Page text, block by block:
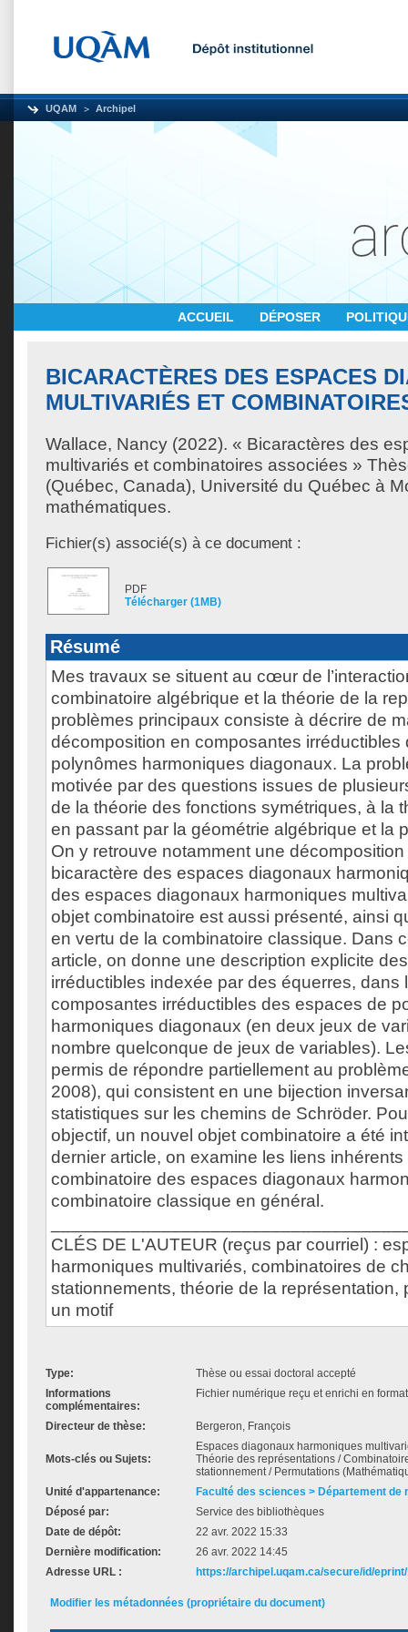
UQAM Archipel
ACCUEIL DÉPOSER
BICARACTÈRES DES ESPACES
MULTIVARIÉS ET
Wallace, Nancy (2022). « Bicaractères des
multivariés et combinatoires associées »
(Québec, Canada), Université du Québec à
mathématiques.
Fichier(s) associé(s) à ce document :
PDF
Télécharger (1MB)
Résumé
Mes travaux se situent au cœur de
combinatoire algébrique et la théorie de la
problèmes principaux consiste à décrire de
décomposition en composantes irréductibles
polynômes harmoniques diagonaux. La
motivée par des questions issues de
de la théorie des fonctions symétriques, à la
en passant par la géométrie algébrique et la
On y retrouve notamment une
bicaractère des espaces diagonaux
des espaces diagonaux harmoniques
objet combinatoire est aussi présenté, ainsi
en vertu de la combinatoire classique. Dans
article, on donne une description explicite
irréductibles indexée par des équerres, dans
composantes irréductibles des espaces de
harmoniques diagonaux (en deux jeux de
nombre quelconque de jeux de variables).
permis de répondre partiellement au
2008), qui consistent en une bijection
statistiques sur les chemins de Schröder.
objectif, un nouvel objet combinatoire a été
dernier article, on examine les liens
combinatoire des espaces diagonaux
combinatoire classique en général.
CLÉS DE L'AUTEUR (reçus par courriel) :
harmoniques multivariés, combinatoires de
stationnements, théorie de la représentation,
un motif
Type:
Thèse ou essai doctoral accepté
Informations
complémentaires:
Fichier numérique reçu et enrichi en
Directeur de thèse: Bergeron, François
Mots-clés ou Sujets:
Espaces diagonaux harmoniques
Théorie des représentations /
stationnement / Permutations
Unité d'appartenance:
Faculté des sciences > Département de
Déposé par:
Service des bibliothèques
Date de dépôt:
22 avr. 2022 15:33
Dernière modification:
26 avr. 2022 14:45
Adresse URL :
https://archipel.uqam.ca/secure/id/
Modifier les métadonnées (propriétaire du document)